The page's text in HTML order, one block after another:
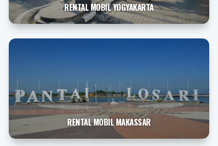
RENTAL MOBIL YOGYAKARTA
RENTAL MOBIL MAKASSAR